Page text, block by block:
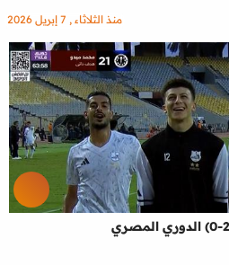
منذ الثلاثاء , 7 إبريل 2026